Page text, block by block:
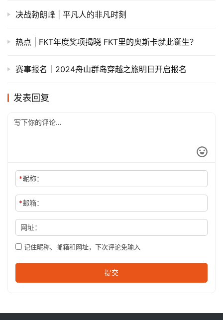
决战勃朗峰 | 平凡人的非凡时刻
热点 | FKT年度奖项揭晓 FKT里的奥斯卡就此诞生？
赛事报名｜2024舟山群岛穿越之旅明日开启报名
发表回复
*昵称：
*邮箱：
网址：
记住昵称、邮箱和网址，下次评论免输入
提交